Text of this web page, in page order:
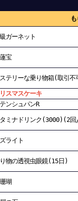
ガーネット
宝
テリーな乗り物箱(取引不
スマスケーキ
ンシュパンR
ミナドリンク(3000)(2
ライト
物の透視虫眼鏡(15日)
瑚